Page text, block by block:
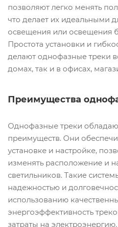
позволяют легко менять
что делает их идеальными
освещения или освещения
Простота установки и
делают однофазные треки
домах, так и в офисах,
Преимущества
Однофазные треки
преимуществ. Они
установке и настройке,
изменять расположение и
светильников. Такие
надежностью и
использованию
энергоэффективность
затраты на